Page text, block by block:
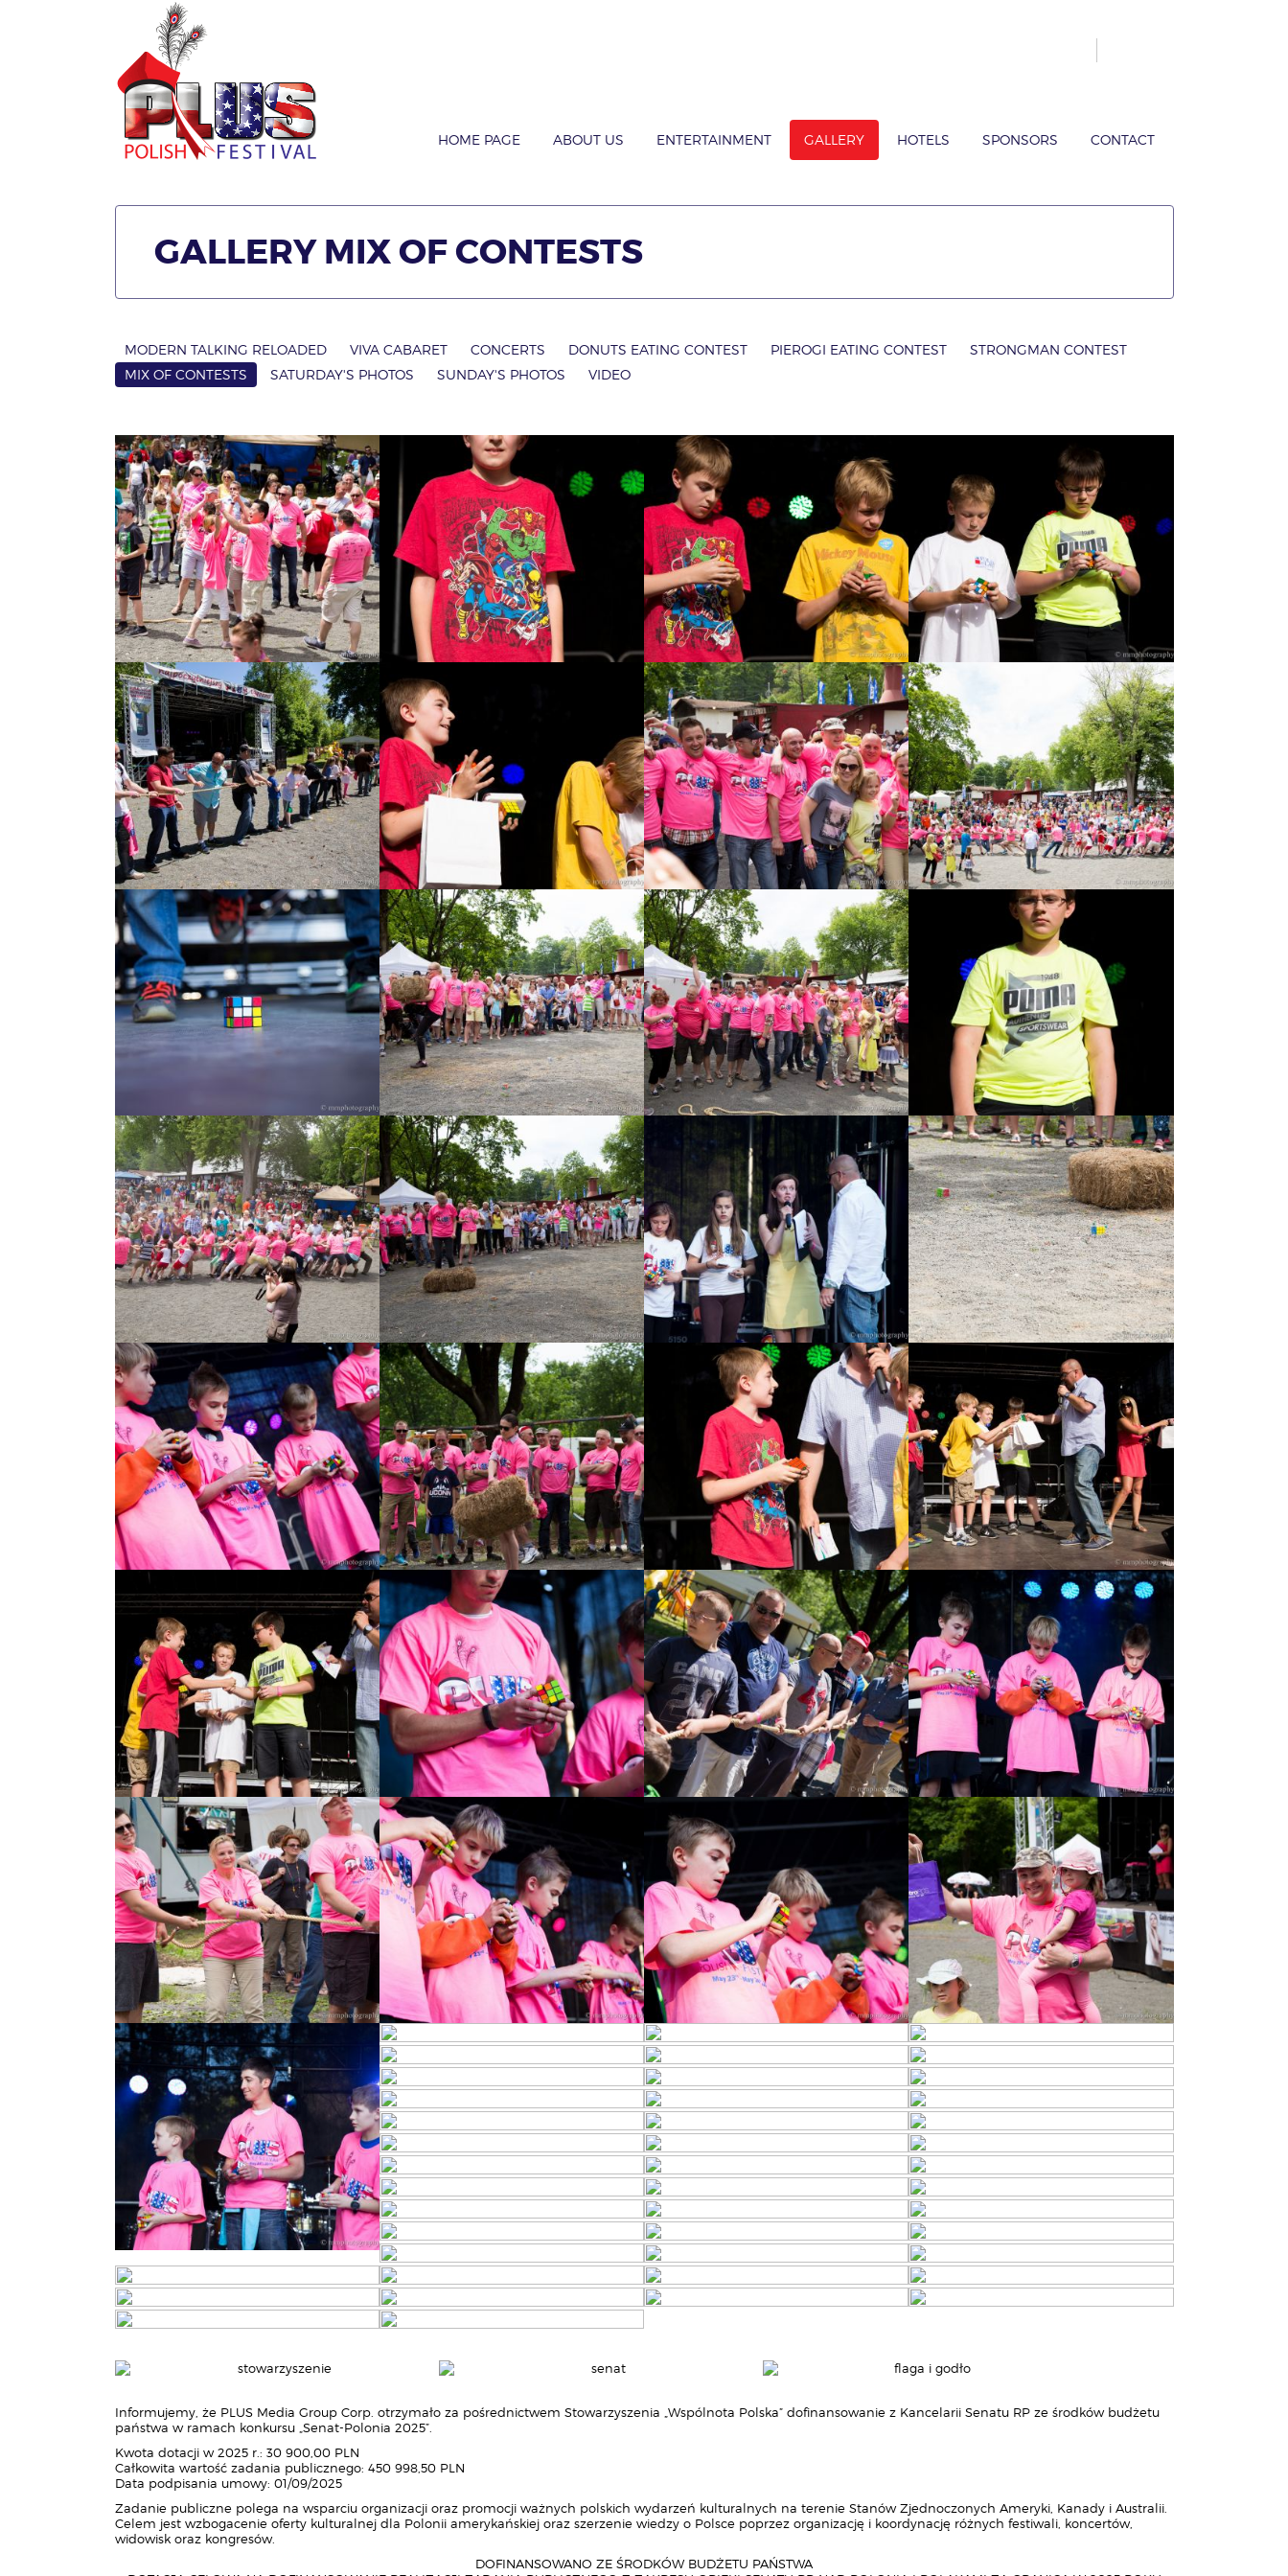
HOME PAGE ABOUT US ENTERTAINMENT GALLERY HOTELS SPONSORS CONTACT
GALLERY MIX OF CONTESTS
MODERN TALKING RELOADED VIVA CABARET CONCERTS DONUTS EATING CONTEST PIEROGI EATING CONTEST
STRONGMAN CONTEST
MIX OF CONTESTS
SATURDAY'S PHOTOS SUNDAY'S PHOTOS VIDEO
Informujemy, że PLUS Media Group Corp. otrzymało za pośrednictwem Stowarzyszenia „Wspólnota Polska” dofinansowanie z Kancelarii Senatu RP ze środków budżetu
państwa w ramach konkursu „Senat-Polonia 2025”.
Kwota dotacji w 2025 r.: 30 900,00 PLN
Całkowita wartość zadania publicznego: 450 998,50 PLN
Data podpisania umowy: 01/09/2025
Zadanie publiczne polega na wsparciu organizacji oraz promocji ważnych polskich wydarzeń kulturalnych na terenie Stanów Zjednoczonych Ameryki, Kanady i Australii.
Celem jest wzbogacenie oferty kulturalnej dla Polonii amerykańskiej oraz szerzenie wiedzy o Polsce poprzez organizację i koordynację różnych festiwali, koncertów,
widowisk oraz kongresów.
DOFINANSOWANO ZE ŚRODKÓW BUDŻETU PAŃSTWA